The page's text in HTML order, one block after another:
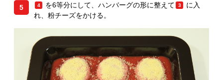
5 4 を6等分にして、ハンバーグの形に整えて 3
に入
れ、粉チーズをかける。